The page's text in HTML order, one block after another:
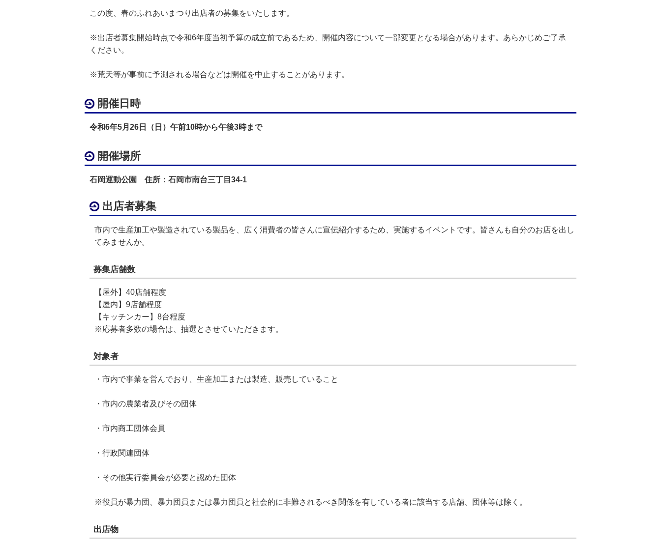
この度、春のふれあいまつり出店者の募集をいたします。
※出店者募集開始時点で令和6年度当初予算の成立前であるため、開催内容について一部変更となる場合があります。あらかじめご了承
ください。
※荒天等が事前に予測される場合などは開催を中止することがあります。
開催日時
令和6年5月26日（日）午前10時から午後3時まで
開催場所
石岡運動公園 住所：石岡市南台三丁目34-1
出店者募集
市内で生産加工や製造されている製品を、広く消費者の皆さんに宣伝紹介するため、実施するイベントです。皆さんも自分のお店を出し
てみませんか。
募集店舗数
【屋外】40店舗程度
【屋内】9店舗程度
【キッチンカー】8台程度
※応募者多数の場合は、抽選とさせていただきます。
対象者
・市内で事業を営んでおり、生産加工または製造、販売していること
・市内の農業者及びその団体
・市内商工団体会員
・行政関連団体
・その他実行委員会が必要と認めた団体
※役員が暴力団、暴力団員または暴力団員と社会的に非難されるべき関係を有している者に該当する店舗、団体等は除く。
出店物